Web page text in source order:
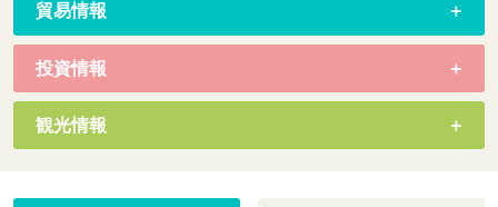
貿易情報
投資情報
観光情報